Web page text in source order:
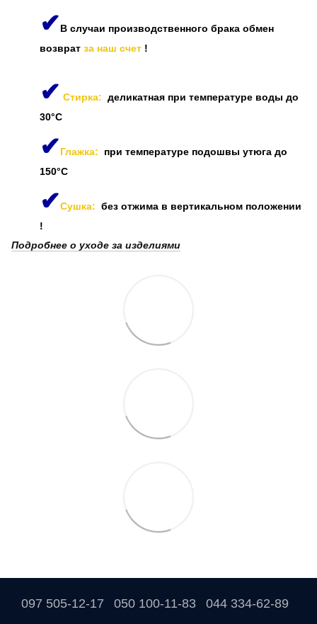
✔В случаи производственного брака обмен
возврат за наш счет !
✔ Стирка: деликатная при температуре воды до
30°C
✔Глажка: при температуре подошвы утюга до
150°C
✔Сушка: без отжима в вертикальном положении
!
Подробнее о уходе за изделиями
097 505-12-17 050 100-11-83 044 334-62-89